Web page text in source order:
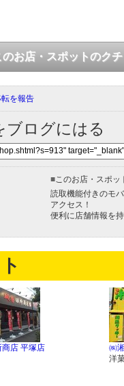
のお店・スポットのク
を報告
ブログにはる
■ このお店・スポ
読取機能付きのモ
アクセス！
便利に店舗情報を
店 平塚店
㈱
洋